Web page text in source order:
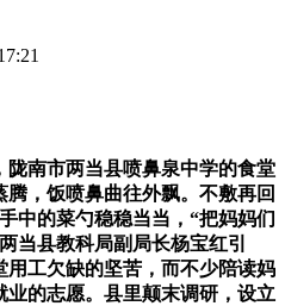
南市两当县喷鼻泉中学的食堂
，饭喷鼻曲往外飘。不敷再回
中的菜勺稳稳当当，“把妈妈们
当县教科局副局长杨宝红引
用工欠缺的坚苦，而不少陪读妈
的志愿。县里颠末调研，设立